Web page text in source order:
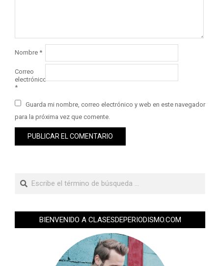
Nombre *
Correo
electrónico
*
Guarda mi nombre, correo electrónico y web en este navegador
para la próxima vez que comente.
BIENVENIDO A CLASESDEPERIODISMO.COM